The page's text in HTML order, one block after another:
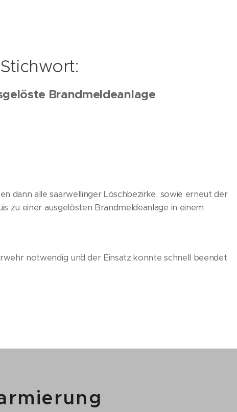
Stichwort:
Brandmeldeanlage
dann alle saarwellinger Löschbezirke, sowie erneut der
zu einer ausgelösten Brandmeldeanlage in einem
notwendig un´d der Einsatz konnte schnell beendet